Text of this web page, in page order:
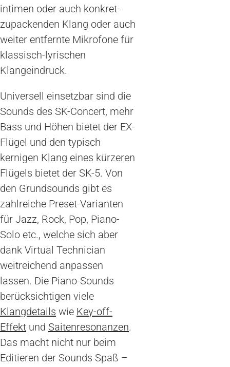
intimen oder auch konkret-
zupackenden Klang oder auch
weiter entfernte Mikrofone für
klassisch-lyrischen
Klangeindruck.
Universell einsetzbar sind die
Sounds des SK-Concert, mehr
Bass und Höhen bietet der EX-
Flügel und den typisch
kernigen Klang eines kürzeren
Flügels bietet der SK-5. Von
den Grundsounds gibt es
zahlreiche Preset-Varianten
für Jazz, Rock, Pop, Piano-
Solo etc., welche sich aber
dank Virtual Technician
weitreichend anpassen
lassen. Die Piano-Sounds
berücksichtigen viele
Klangdetails wie Key-off-
Effekt und Saitenresonanzen.
Das macht nicht nur beim
Editieren der Sounds Spaß –